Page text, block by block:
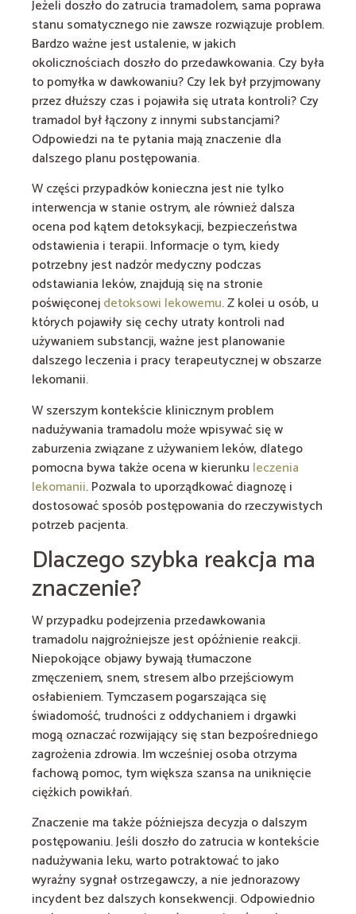
Jeżeli doszło do zatrucia tramadolem, sama poprawa
stanu somatycznego nie zawsze rozwiązuje problem.
Bardzo ważne jest ustalenie, w jakich
okolicznościach doszło do przedawkowania. Czy była
to pomyłka w dawkowaniu? Czy lek był przyjmowany
przez dłuższy czas i pojawiła się utrata kontroli? Czy
tramadol był łączony z innymi substancjami?
Odpowiedzi na te pytania mają znaczenie dla
dalszego planu postępowania.
W części przypadków konieczna jest nie tylko
interwencja w stanie ostrym, ale również dalsza
ocena pod kątem detoksykacji, bezpieczeństwa
odstawienia i terapii. Informacje o tym, kiedy
potrzebny jest nadzór medyczny podczas
odstawiania leków, znajdują się na stronie
poświęconejdetoksowi lekowemu. Z kolei u osób, u
których pojawiły się cechy utraty kontroli nad
używaniem substancji, ważne jest planowanie
dalszego leczenia i pracy terapeutycznej w obszarze
lekomanii.
W szerszym kontekście klinicznym problem
nadużywania tramadolu może wpisywać się w
zaburzenia związane z używaniem leków, dlatego
pomocna bywa także ocena w kierunku leczenia
lekomanii. Pozwala to uporządkować diagnozę i
dostosować sposób postępowania do rzeczywistych
potrzeb pacjenta.
Dlaczego szybka reakcja ma
znaczenie?
W przypadku podejrzenia przedawkowania
tramadolu najgroźniejsze jest opóźnienie reakcji.
Niepokojące objawy bywają tłumaczone
zmęczeniem, snem, stresem albo przejściowym
osłabieniem. Tymczasem pogarszająca się
świadomość, trudności z oddychaniem i drgawki
mogą oznaczać rozwijający się stan bezpośredniego
zagrożenia zdrowia. Im wcześniej osoba otrzyma
fachową pomoc, tym większa szansa na uniknięcie
ciężkich powikłań.
Znaczenie ma także późniejsza decyzja o dalszym
postępowaniu. Jeśli doszło do zatrucia w kontekście
nadużywania leku, warto potraktować to jako
wyraźny sygnał ostrzegawczy, a nie jednorazowy
incydent bez dalszych konsekwencji. Odpowiednio